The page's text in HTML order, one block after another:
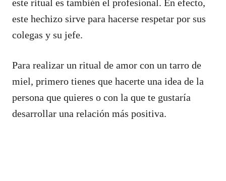
este ritual es también el profesional. En efecto,
este hechizo sirve para hacerse respetar por sus
colegas y su jefe.
Para realizar un ritual de amor con un tarro de
miel, primero tienes que hacerte una idea de la
persona que quieres o con la que te gustaría
desarrollar una relación más positiva.